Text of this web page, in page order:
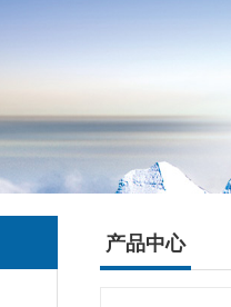
产品中心